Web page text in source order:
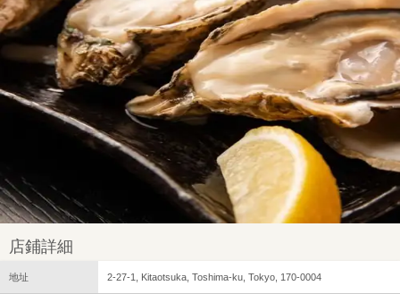
店鋪詳細
地址 2-27-1, Kitaotsuka, Toshima-ku, Tokyo, 170-0004